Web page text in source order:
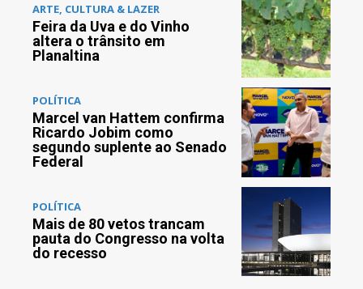
ARTE, CULTURA & LAZER
Feira da Uva e do Vinho
altera o trânsito em
Planaltina
POLÍTICA
Marcel van Hattem confirma
Ricardo Jobim como
segundo suplente ao Senado
Federal
POLÍTICA
Mais de 80 vetos trancam
pauta do Congresso na volta
do recesso